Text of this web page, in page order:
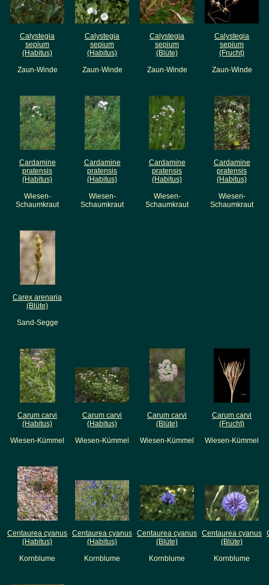
Calystegia
sepium
(Habitus)
Zaun-Winde
Calystegia
sepium
(Habitus)
Zaun-Winde
Calystegia
sepium
(Blüte)
Zaun-Winde
Calystegia
sepium
(Frucht)
Zaun-Winde
Cardamine
pratensis
(Habitus)
Wiesen-
Schaumkraut
Cardamine
pratensis
(Habitus)
Wiesen-
Schaumkraut
Cardamine
pratensis
(Habitus)
Wiesen-
Schaumkraut
Cardamine
pratensis
(Habitus)
Wiesen-
Schaumkraut
Carex arenaria
(Blüte)
Sand-Segge
Carum carvi
(Habitus)
Wiesen-Kümmel
Carum carvi
(Habitus)
Wiesen-Kümmel
Carum carvi
(Blüte)
Wiesen-Kümmel
Carum carvi
(Frucht)
Wiesen-Kümmel
Centaurea cyanus
(Habitus)
Kornblume
Centaurea cyanus
(Habitus)
Kornblume
Centaurea cyanus
(Blüte)
Kornblume
Centaurea cyanus
(Blüte)
Kornblume